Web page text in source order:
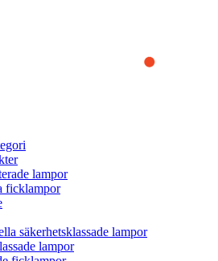
we provide you the best experience on
more or to find out how you can
lampor
ficklampor
säkerhetsklassade lampor
lampor